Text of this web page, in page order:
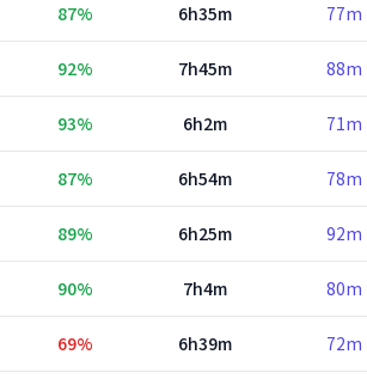
87% 6h35m 77m
92% 7h45m 88m
93% 6h2m 71m
87% 6h54m 78m
89% 6h25m 92m
90% 7h4m 80m
69% 6h39m 72m